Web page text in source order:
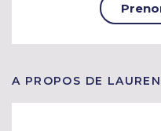
A PROPOS DE